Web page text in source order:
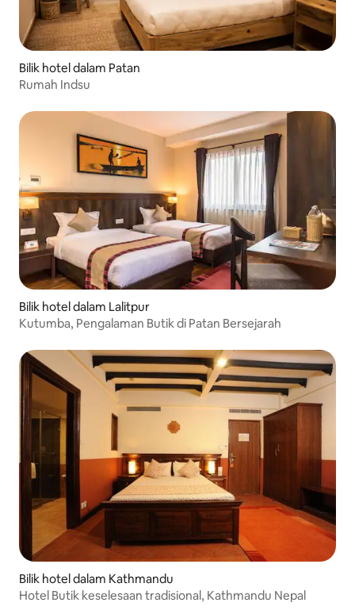
Bilik hotel dalam Patan
Rumah Indsu
Bilik hotel dalam Lalitpur
Kutumba, Pengalaman Butik di Patan Bersejarah
Bilik hotel dalam Kathmandu
Hotel Butik keselesaan tradisional, Kathmandu Nepal